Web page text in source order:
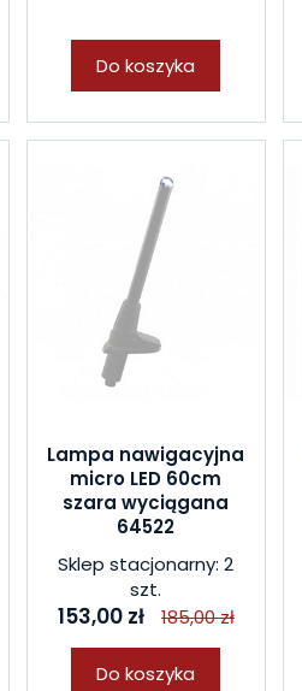
Do koszyka
Lampa nawigacyjna
micro LED 60cm
szara wyciągana
64522
Sklep stacjonarny: 2
szt.
153,00 zł 185,00 zł
Do koszyka